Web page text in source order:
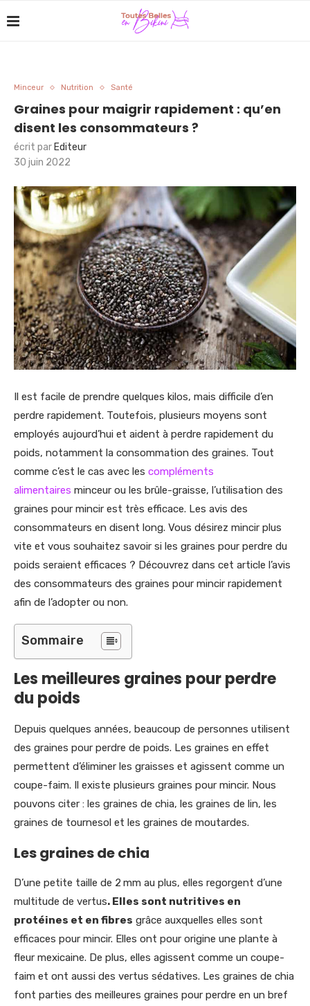
Minceur Nutrition Santé
Graines pour maigrir rapidement : qu’en
disent les consommateurs ?
écrit par Editeur
30 juin 2022
Il est facile de prendre quelques kilos, mais difficile d’en
perdre rapidement. Toutefois, plusieurs moyens sont
employés aujourd’hui et aident à perdre rapidement du
poids, notamment la consommation des graines. Tout
comme c’est le cas avec les compléments
alimentaires minceur ou les brûle-graisse, l’utilisation des
graines pour mincir est très efficace. Les avis des
consommateurs en disent long. Vous désirez mincir plus
vite et vous souhaitez savoir si les graines pour perdre du
poids seraient efficaces ? Découvrez dans cet article l’avis
des consommateurs des graines pour mincir rapidement
afin de l’adopter ou non.
Sommaire
Les meilleures graines pour perdre
du poids
Depuis quelques années, beaucoup de personnes utilisent
des graines pour perdre de poids. Les graines en effet
permettent d’éliminer les graisses et agissent comme un
coupe-faim. Il existe plusieurs graines pour mincir. Nous
pouvons citer : les graines de chia, les graines de lin, les
graines de tournesol et les graines de moutardes.
Les graines de chia
D’une petite taille de 2 mm au plus, elles regorgent d’une
multitude de vertus. Elles sont nutritives en
protéines et en fibres grâce auxquelles elles sont
efficaces pour mincir. Elles ont pour origine une plante à
fleur mexicaine. De plus, elles agissent comme un coupe-
faim et ont aussi des vertus sédatives. Les graines de chia
font parties des meilleures graines pour perdre en un bref